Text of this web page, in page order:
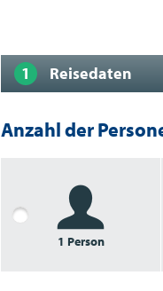
Reisedaten
Anzahl der
1 Person